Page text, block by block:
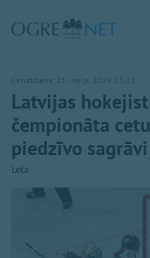
Ceturtdiena, 21. maijs, 2026 23:21
Latvijas
čempionāta
piedzīvo
Leta